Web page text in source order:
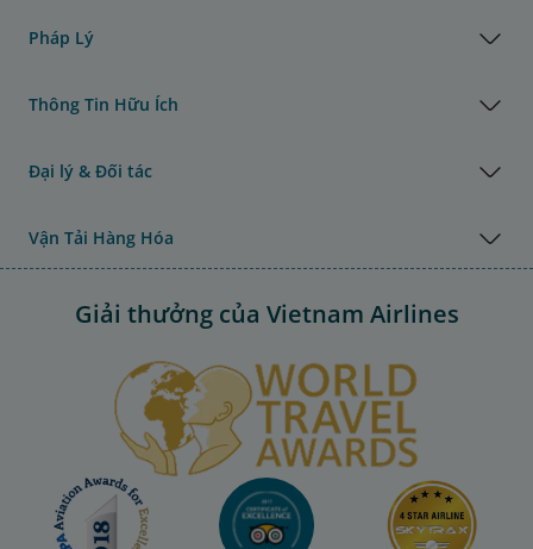
Pháp Lý
Thông Tin Hữu Ích
Đại lý & Đối tác
Vận Tải Hàng Hóa
Giải thưởng của Vietnam Airlines